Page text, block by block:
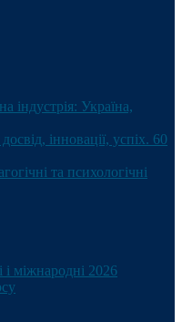
індустрія: Україна,
інновації, успіх. 60
та психологічні
і міжнародні 2026